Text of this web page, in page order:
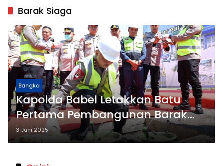
Barak Siaga
Bangka
Kapolda Babel Letakkan Batu
Pertama Pembangunan Barak
Siaga Ditpolairud
3 Juni 2025